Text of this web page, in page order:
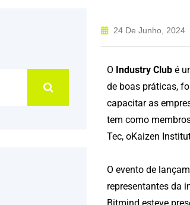
24 De Junho, 2024
O Industry Club é
de boas práticas,
capacitar as
tem como
Tec, oKaizen
O evento de
representantes da